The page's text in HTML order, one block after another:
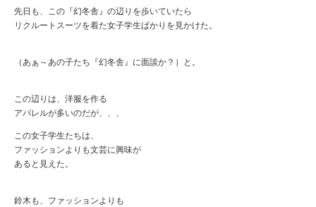
先日も、この『幻冬舎』の辺りを歩いていたら
リクルートスーツを着た女子学生ばかりを見かけた。
（あぁ～あの子たち『幻冬舎』に面談か？）と。
この辺りは、洋服を作る
アパレルが多いのだが、、、
この女子学生たちは、
ファッションよりも文芸に興味が
あると見えた。
鈴木も、ファッションよりも